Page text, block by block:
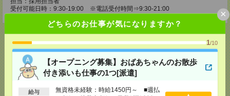
どちらのお仕事が気になりますか？
1/10
【オープニング募集】おばあちゃんのお散歩
付き添いも仕事の1つ[派遣]
給与
無資格未経験：時給1450円～ ■週払
×
受付可能日時：9:30-19:00 ※電話受付時間⇒9:30-21:00
応募ページへ